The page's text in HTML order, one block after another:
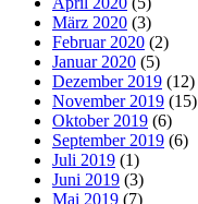
März 2020 (3)
Februar 2020 (2)
Januar 2020 (5)
Dezember 2019 (12)
November 2019 (15)
Oktober 2019 (6)
September 2019 (6)
Juli 2019 (1)
Juni 2019 (3)
Mai 2019 (7)